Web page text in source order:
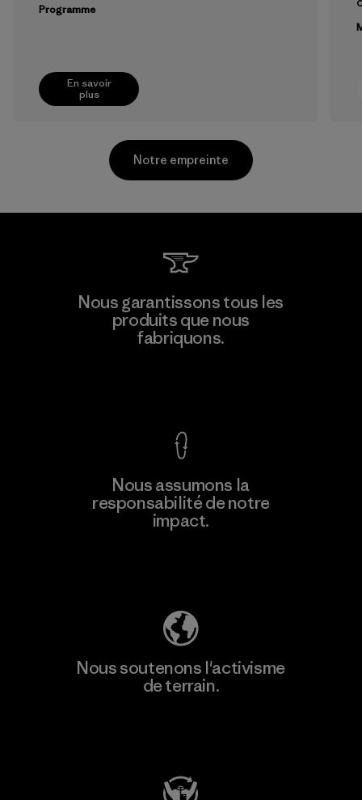
En savoir
plus
Programme
Pettenati
Material-supplier
Notre empreinte
Nous garantissons tous les
produits que nous
fabriquons.
Nous assumons la
responsabilité de notre
impact.
Nous soutenons l'activisme
de terrain.